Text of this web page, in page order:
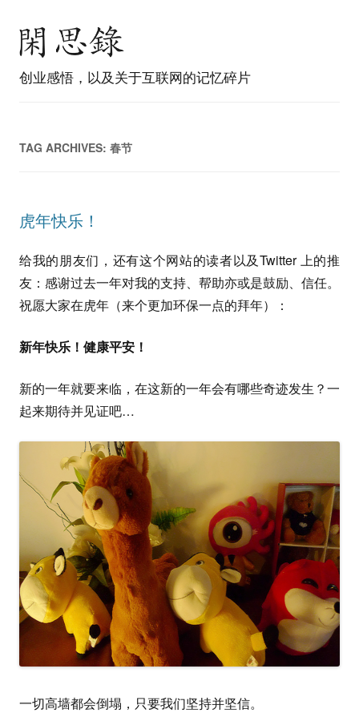
创业感悟，以及关于互联网的记忆碎片
TAG ARCHIVES: 春节
虎年快乐！
给我的朋友们，还有这个网站的读者以及Twitter 上的推
友：感谢过去一年对我的支持、帮助亦或是鼓励、信任。
祝愿大家在虎年（来个更加环保一点的拜年）：
新年快乐！健康平安！
新的一年就要来临，在这新的一年会有哪些奇迹发生？一
起来期待并见证吧…
一切高墙都会倒塌，只要我们坚持并坚信。